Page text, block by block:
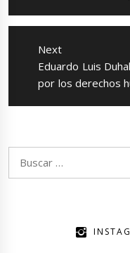
Next
Next
post:
Eduardo Luis
por los derechos